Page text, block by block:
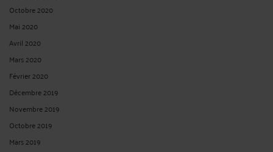
Octobre 2020
Mai 2020
Avril 2020
Mars 2020
Février 2020
Décembre 2019
Novembre 2019
Octobre 2019
Mars 2019